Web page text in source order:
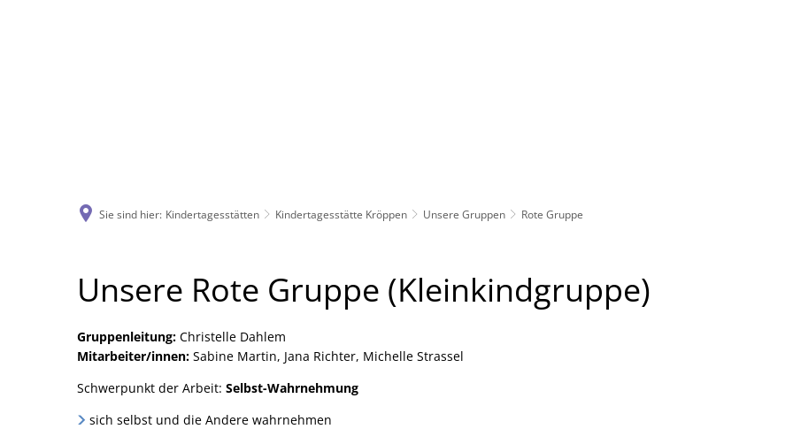
Sie sind hier: Kindertagesstätten Kindertagesstätte Kröppen Unsere Gruppen Rote Gruppe
Gruppe
Unsere Rote Gruppe (Kleinkindgruppe)
Gruppenleitung: Christelle Dahlem
Mitarbeiter/innen: Sabine Martin, Jana Richter, Michelle Strassel
Schwerpunkt der Arbeit: Selbst-Wahrnehmung
sich selbst und die Andere wahrnehmen